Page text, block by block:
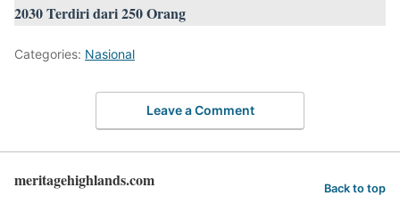
2030 Terdiri dari 250 Orang
Categories: Nasional
Leave a Comment
meritagehighlands.com Back to top